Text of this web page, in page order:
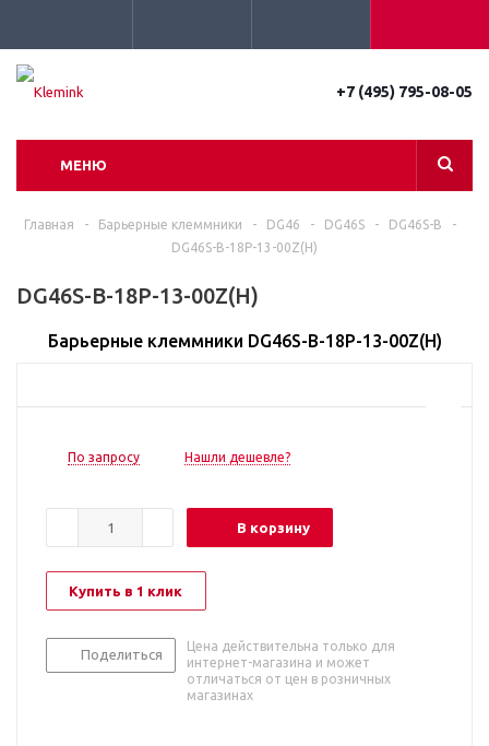
+7 (495) 795-08-05
МЕНЮ
Главная - Барьерные клеммники - DG46 - DG46S - DG46S-B
-
DG46S-B-18P-13-00Z(H)
DG46S-B-18P-13-00Z(H)
Барьерные клеммники DG46S-B-18P-13-00Z(H)
По запросу Нашли дешевле?
В корзину
Купить в 1 клик
Поделиться
Цена действительна только для
интернет-магазина и может
отличаться от цен в розничных
магазинах